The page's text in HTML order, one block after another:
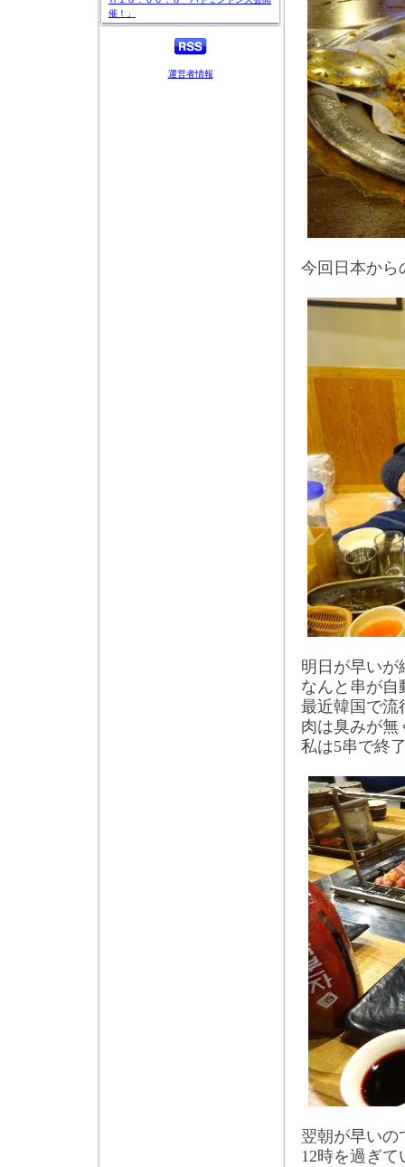
催！」
運営者情報
今回日本から
明日が早いが
なんと串が自
最近韓国で流
肉は臭みが無
私は5串で終
翌朝が早いの
12時を過ぎて